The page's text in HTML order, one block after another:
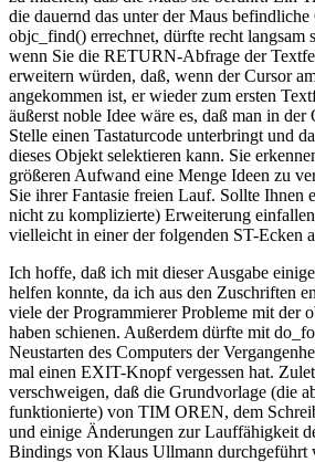
die dauernd das unter der Maus
objc_find() errechnet, dürfte recht langsam
wenn Sie die RETURN-Abfrage der
erweitern würden, daß, wenn der Cursor
angekommen ist, er wieder zum ersten
äußerst noble Idee wäre es, daß man in
Stelle einen Tastaturcode unterbringt und
dieses Objekt selektieren kann. Sie
größeren Aufwand eine Menge Ideen zu
Sie ihrer Fantasie freien Lauf. Sollte Ihnen
nicht zu komplizierte) Erweiterung
vielleicht in einer der folgenden ST-Ecken
Ich hoffe, daß ich mit dieser Ausgabe
helfen konnte, da ich aus den Zuschriften
viele der Programmierer Probleme mit der
haben schienen. Außerdem dürfte mit
Neustarten des Computers der
mal einen EXIT-Knopf vergessen hat.
verschweigen, daß die Grundvorlage (die
funktionierte) von TIM OREN, dem
und einige Änderungen zur Lauffähigkeit
Bindings von Klaus Ullmann durchgeführt